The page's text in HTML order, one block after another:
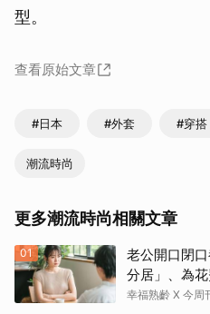
型。
查看原始文章
#日本 #外套 #穿搭
潮流時尚
更多潮流時尚相關文章
01
老公開口閉
分居」、為
自己：還要忍
幸福熟齡 X 今周